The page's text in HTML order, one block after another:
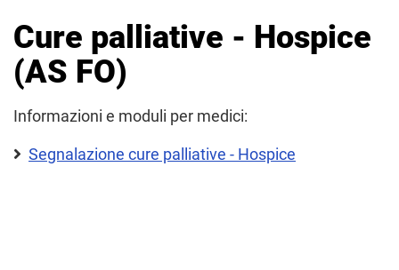
Cure palliative - Hospice
(AS FO)
Informazioni e moduli per medici:
Segnalazione cure palliative - Hospice